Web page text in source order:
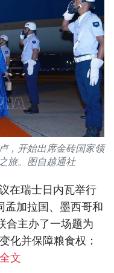
，开始出席金砖国家领
旅。图自越通社
在瑞士日内瓦举行
孟加拉国、墨西哥和
合主办了一场题为
化并保障粮食权：
文